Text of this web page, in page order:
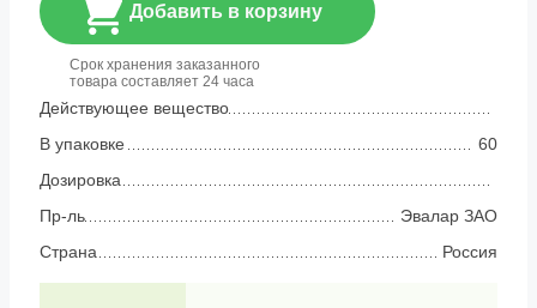
Добавить в корзину
Срок хранения заказанного
товара составляет 24 часа
Действующее вещество
В упаковке
60
Дозировка
Пр-ль
Эвалар ЗАО
Страна
Россия